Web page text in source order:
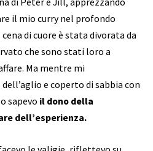
il mio curry nel profondo
di cuore è stata divorata da
che sono stati loro a
Ma mentre mi
e coperto di sabbia con
sapevo il dono della
dell’esperienza.